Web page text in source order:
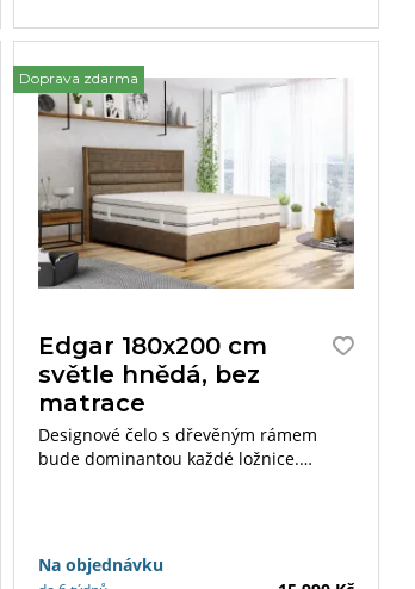
Doprava zdarma
Edgar 180x200 cm
světle hnědá, bez
matrace
Designové čelo s dřevěným rámem
bude dominantou každé ložnice.
Na objednávku